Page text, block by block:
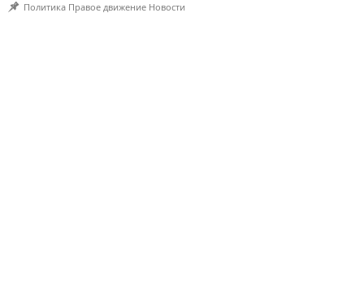
Политика Правое движение Новости